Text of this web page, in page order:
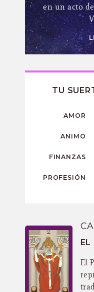
en un acto
TU
AMOR
ANIMO
FINANZAS
PROFESIÓN
EL
El